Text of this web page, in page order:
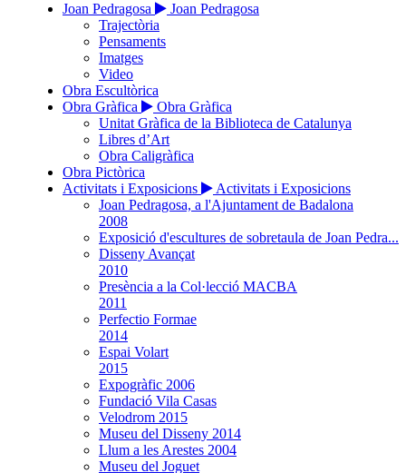
Joan Pedragosa
Joan Pedragosa
Trajectòria
Pensaments
Imatges
Video
Obra Escultòrica
Obra Gràfica
Obra Gràfica
Unitat Gràfica de la Biblioteca de Catalunya
Libres d’Art
Obra Caligràfica
Obra Pictòrica
Activitats i Exposicions
Activitats i Exposicions
Joan Pedragosa, a l'Ajuntament de Badalona
2008
Exposició d'escultures de sobretaula de Joan Pedra...
Disseny Avançat
2010
Presència a la Col·lecció MACBA
2011
Perfectio Formae
2014
Espai Volart
2015
Expogràfic 2006
Fundació Vila Casas
Velodrom 2015
Museu del Disseny 2014
Llum a les Arestes 2004
Museu del Joguet